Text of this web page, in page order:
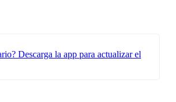
Descarga la app para actualizar el